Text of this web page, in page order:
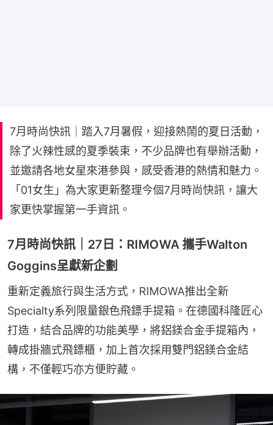
7月時尚快訊｜踏入7月暑假，迎接熱鬧的夏日活動，
除了火辣性感的夏季裝束，不少品牌也有舉辦活動，
並邀請各地女星來港參與，感受香港的熱情和魅力。
「01女生」為大家更新整理今個7月時尚快訊，讓大
家更快掌握第一手資訊。
7月時尚快訊｜27日：RIMOWA 攜手Walton
Goggins呈獻新企劃
重新定義旅行與生活方式，RIMOWA推出全新
Specialty系列限量銀色飛鏢手提箱。在德國科隆匠心
打造，結合品牌的功能美學，將鋁鎂合金手提箱內，
轉成掛牆式飛鏢櫃，加上首次採用雙門鋁鎂合金結
構，不僅輕巧亦方便貯藏。